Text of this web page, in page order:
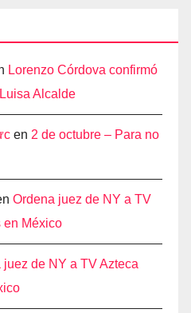
Lorenzo Córdova confirmó
Alcalde
en 2 de octubre – Para no
Ordena juez de NY a TV
en México
juez de NY a TV Azteca